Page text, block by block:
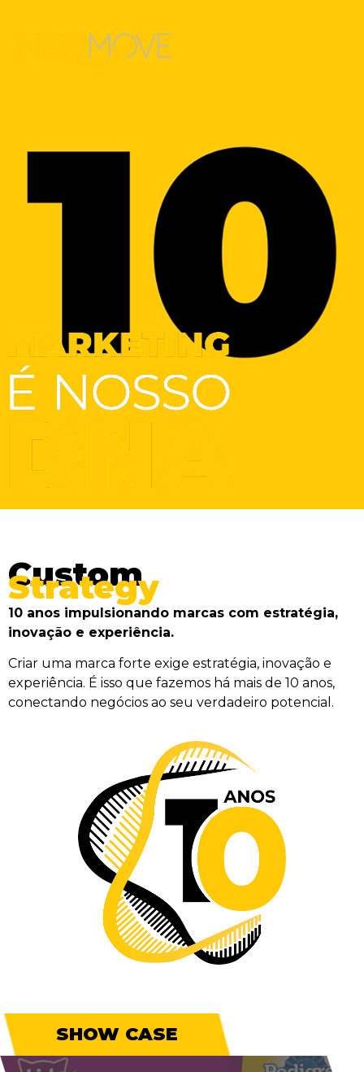
Custom
Strategy
10 anos impulsionando marcas com estratégia,
inovação e experiência.
Criar uma marca forte exige estratégia, inovação e
experiência. É isso que fazemos há mais de 10 anos,
conectando negócios ao seu verdadeiro potencial.
SHOW CASE